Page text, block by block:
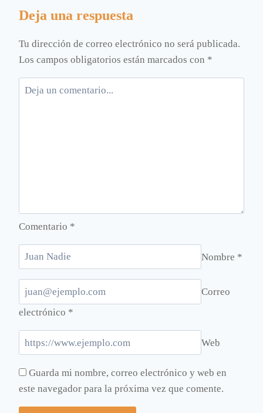
Deja una respuesta
Tu dirección de correo electrónico no será publicada.
Los campos obligatorios están marcados con *
Comentario *
Nombre *
Correo
electrónico *
Web
Guarda mi nombre, correo electrónico y web en
este navegador para la próxima vez que comente.